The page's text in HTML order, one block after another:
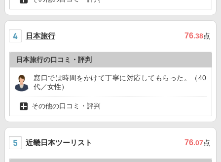
日本旅行 76.38点
日本旅行の口コミ・評判
窓口では時間をかけて丁寧に対応してもらった。（40
代／女性）
その他の口コミ・評判
近畿日本ツーリスト 76.07点